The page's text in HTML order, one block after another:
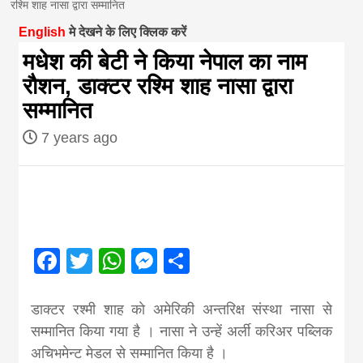
magazine of
Nepal brings
news in hindi
रश्मि शाह नासा द्वारा सम्मानित
English मे देखने के लिए क्लिक करें
मधेश की बेटी ने किया नेपाल का नाम
राैशन, डाक्टर रश्मि शाह नासा द्वारा
सम्मानित
7 years ago
Facebook
Twitter
WhatsApp
Messenger
डाक्टर रश्मी शाह काे अमेरिकी अन्तरिक्ष संस्था नासा से
सम्मानित किया गया है । नासा ने उन्हें अर्ली करिअर पब्लिक
अचिभमेन्ट मेडल से सम्मानित किया है ।